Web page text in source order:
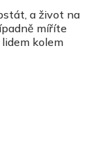
a život na
míříte
kolem